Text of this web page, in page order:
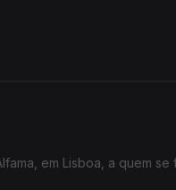
em Lisboa, a quem se